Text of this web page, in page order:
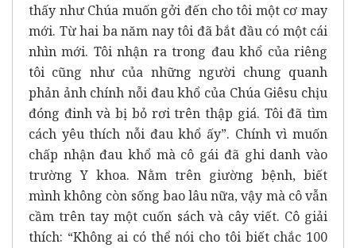
thấy như Chúa muốn gởi đến cho tôi một cơ may
mới. Từ hai ba năm nay tôi đã bắt đầu có một cái
nhìn mới. Tôi nhận ra trong đau khổ của riêng
tôi cũng như của những người chung quanh
phản ảnh chính nỗi đau khổ của Chúa Giêsu chịu
đóng đinh và bị bỏ rơi trên thập giá. Tôi đã tìm
cách yêu thích nỗi đau khổ ấy”. Chính vì muốn
chấp nhận đau khổ mà cô gái đã ghi danh vào
trường Y khoa. Nằm trên giường bệnh, biết
mình không còn sống bao lâu nữa, vậy mà cô vẫn
cầm trên tay một cuốn sách và cây viết. Cô giải
thích: “Không ai có thể nói cho tôi biết chắc 100